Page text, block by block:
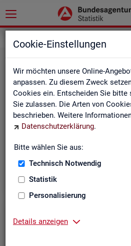
Cookie-Einstellungen
Wir möchten unsere Online-
anpassen. Zu diesem Zweck
Cookies ein. Entscheiden Sie bitte
Sie zulassen. Die Arten von
beschrieben. Weitere
Datenschutzerklärung.
Bitte wählen Sie aus:
Technisch Notwendig
Statistik
Personalisierung
Details anzeigen